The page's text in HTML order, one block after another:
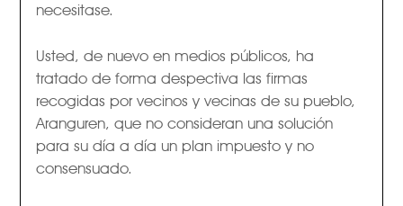
necesitase.
Usted, de nuevo en medios públicos, ha
tratado de forma despectiva las firmas
recogidas por vecinos y vecinas de su pueblo,
Aranguren, que no consideran una solución
para su día a día un plan impuesto y no
consensuado.